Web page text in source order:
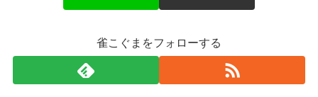
雀こぐまをフォローする